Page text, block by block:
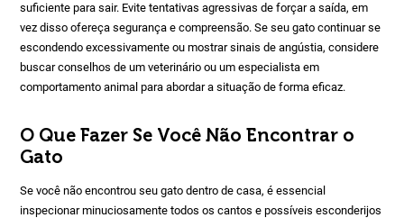
suficiente para sair. Evite tentativas agressivas de forçar a saída, em
vez disso ofereça segurança e compreensão. Se seu gato continuar se
escondendo excessivamente ou mostrar sinais de angústia, considere
buscar conselhos de um veterinário ou um especialista em
comportamento animal para abordar a situação de forma eficaz.
O Que Fazer Se Você Não Encontrar o
Gato
Se você não encontrou seu gato dentro de casa, é essencial
inspecionar minuciosamente todos os cantos e possíveis esconderijos